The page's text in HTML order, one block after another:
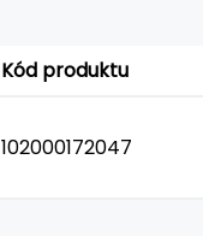
Kód produktu
102000172047